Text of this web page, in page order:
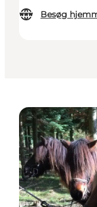
Besøg